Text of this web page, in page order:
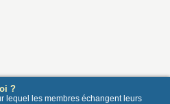
?
lequel les membres échangent leurs